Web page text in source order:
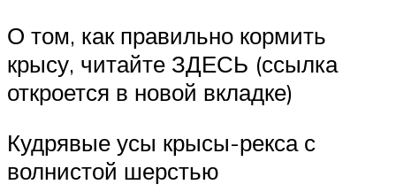
О том, как правильно кормить
крысу, читайте ЗДЕСЬ (ссылка
откроется в новой вкладке)
Кудрявые усы крысы-рекса с
волнистой шерстью